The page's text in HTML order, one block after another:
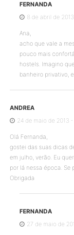
FERNANDA
8 de abril de
Ana,
acho que vale a
pouco mais
hostels. Imagino
banheiro privativo,
ANDREA
24 de maio de 2013
Olá Fernanda,
gostei das suas dicas
em julho, verão. Eu
por lá nessa época. Se
Obrigada
FERNANDA
27 de maio de